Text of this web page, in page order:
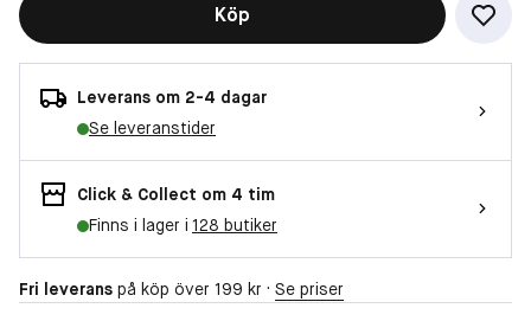
Köp
Leverans om 2-4 dagar
Se leveranstider
Click & Collect om 4 tim
Finns i lager i 128 butiker
Fri leverans på köp över 199 kr · Se priser